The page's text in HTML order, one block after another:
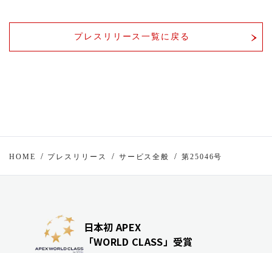
プレスリリース一覧に戻る
HOME プレスリリース サービス全般 第25046号
日本初 APEX
「WORLD CLASS」受賞